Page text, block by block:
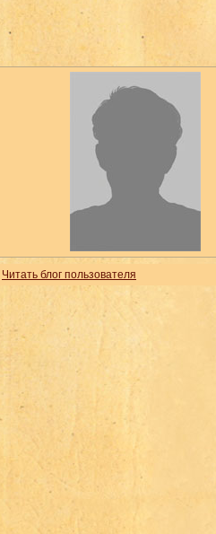
Читать блог пользователя